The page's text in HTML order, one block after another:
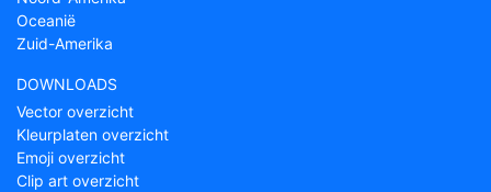
Oceanië
Zuid-Amerika
DOWNLOADS
Vector overzicht
Kleurplaten overzicht
Emoji overzicht
Clip art overzicht